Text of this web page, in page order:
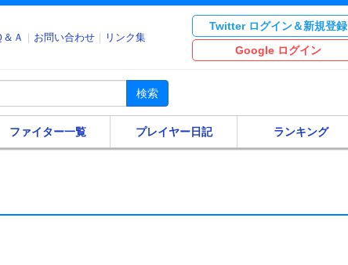
＆Ａ お問い合わせ リンク集
Twitter ログイン＆新規登録
Google ログイン
検索
ファイター一覧 プレイヤー日記 ランキング